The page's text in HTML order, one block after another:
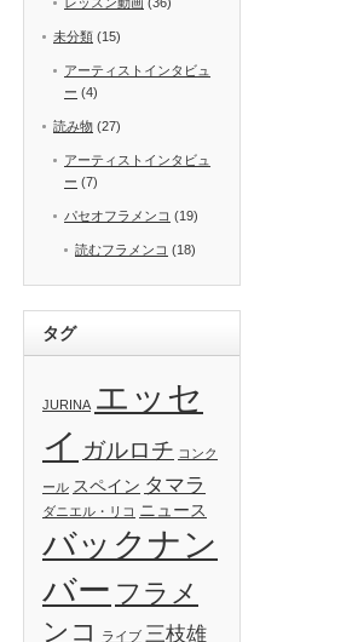
未分類 (15)
アーティストインタビュ
ー (4)
読み物 (27)
アーティストインタビュ
ー (7)
パセオフラメンコ (19)
読むフラメンコ (18)
タグ
JURINA エッセ
イ ガルロチ コンク
ール スペイン タマラ
ダニエル・リコ ニュース
バックナン
バー フラメ
ンコ
ライブ 三枝雄